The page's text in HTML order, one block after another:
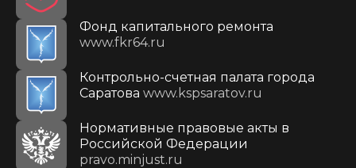
Фонд капитального ремонта
www.fkr64.ru
Контрольно-счетная палата города
Саратова www.kspsaratov.ru
Нормативные правовые акты в
Российской Федерации
pravo.minjust.ru